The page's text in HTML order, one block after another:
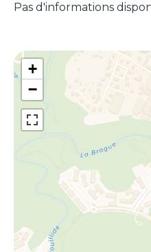
Pas d'informations
+
−